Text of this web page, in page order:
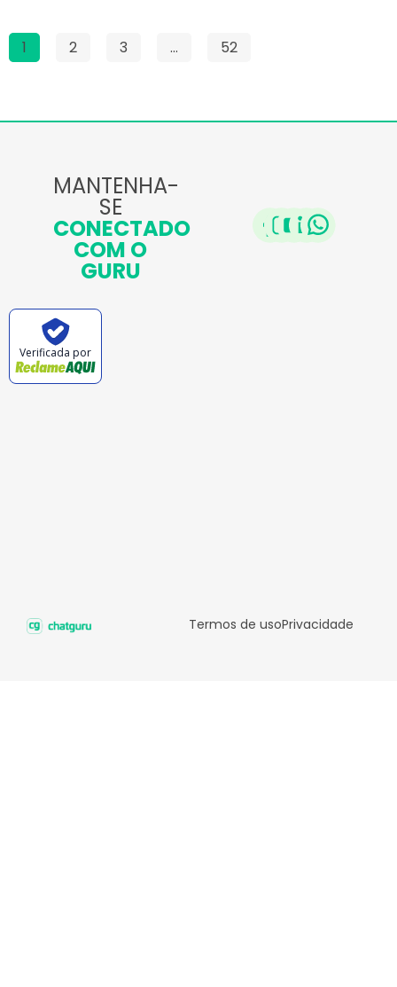
1 2 3 … 52
MANTENHA-
SE
CONECTADO
COM O
GURU
Verificada por
Termos de usoPrivacidade